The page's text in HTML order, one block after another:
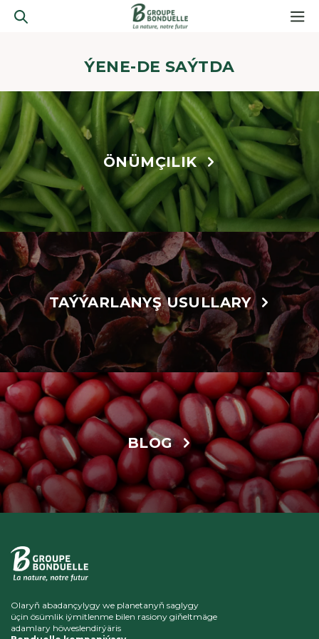
ÝENE-DE SAÝTDA
ÖNÜMÇILIK
TAÝÝARLANYŞ USULLARY
BLOG
Olaryň abadançylygy we planetanyň saglygy
üçin ösümlik iýmitlenme bilen rasiony giňeltmäge
adamlary höweslendirýäris